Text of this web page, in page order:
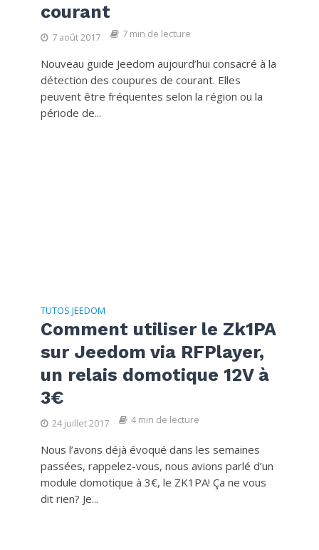
courant
7 août 2017 7 min de lecture
Nouveau guide Jeedom aujourd’hui consacré à la
détection des coupures de courant. Elles
peuvent être fréquentes selon la région ou la
période de...
TUTOS JEEDOM
Comment utiliser le Zk1PA
sur Jeedom via RFPlayer,
un relais domotique 12V à
3€
24 juillet 2017 4 min de lecture
Nous l’avons déjà évoqué dans les semaines
passées, rappelez-vous, nous avions parlé d’un
module domotique à 3€, le ZK1PA! Ça ne vous
dit rien? Je...